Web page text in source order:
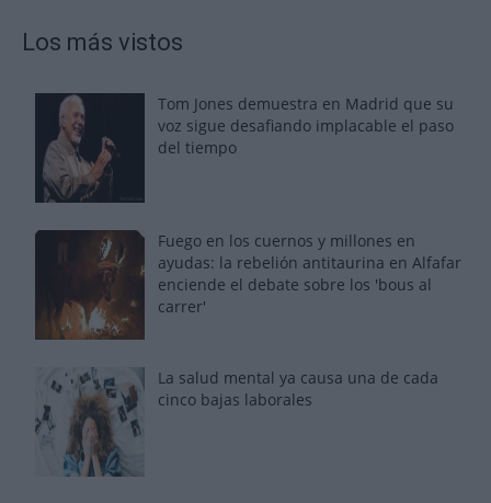
Los más vistos
Tom Jones demuestra en Madrid que su
voz sigue desafiando implacable el paso
del tiempo
Fuego en los cuernos y millones en
ayudas: la rebelión antitaurina en Alfafar
enciende el debate sobre los 'bous al
carrer'
La salud mental ya causa una de cada
cinco bajas laborales